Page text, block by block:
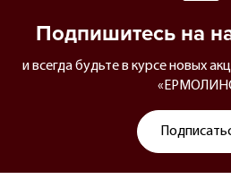
Подпишитесь на
и всегда будьте в курсе новых